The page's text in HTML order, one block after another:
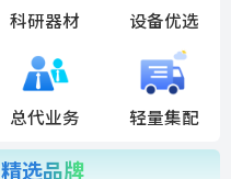
科研器材 设备优选
总代业务 轻量集配
精选品牌